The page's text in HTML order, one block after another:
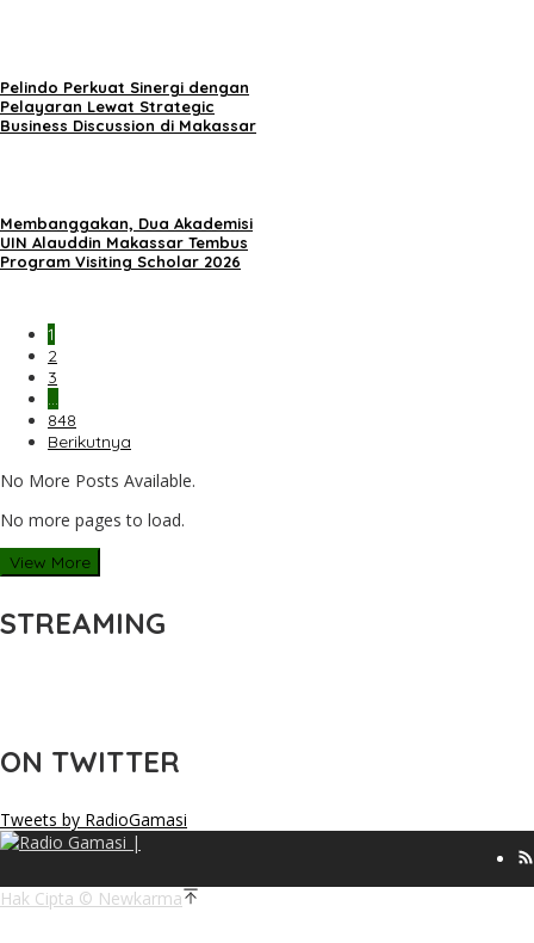
Pelindo Perkuat Sinergi dengan
Pelayaran Lewat Strategic
Business Discussion di Makassar
Membanggakan, Dua Akademisi
UIN Alauddin Makassar Tembus
Program Visiting Scholar 2026
1
2
3
…
848
Berikutnya
No More Posts Available.
No more pages to load.
View More
STREAMING
ON TWITTER
Tweets by RadioGamasi
Hak Cipta © Newkarma